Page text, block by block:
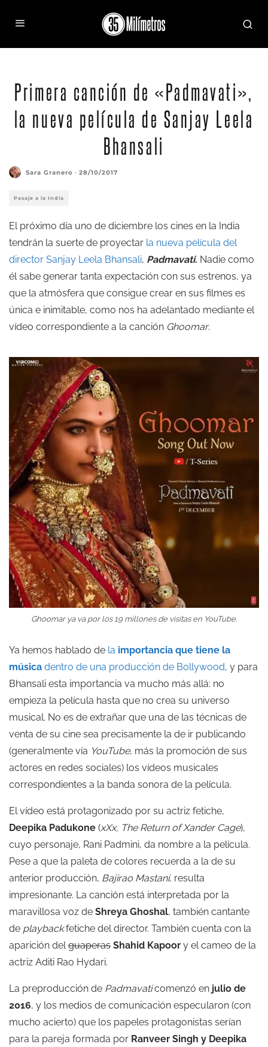
Primera canción de «Padmavati»,
la nueva película de Sanjay Leela
Bhansali
Sara Granero · 28/10/2017
Pasaje a la India
El próximo día uno de diciembre los cines en la India
tendrán la suerte de proyectar la nueva película del
director Sanjay Leela Bhansali, Padmavati. Nadie como
él sabe generar tanta expectación con sus estrenos, ya
que la atmósfera que consigue crear en sus filmes es
única e inimitable, como nos ha adelantado mediante el
vídeo correspondiente a la canción Ghoomar.
Ghoomarya va por los 19 millones de visitas en YouTube.
Ya hemos hablado de la importancia que tiene la
música dentro de una producción de Bollywood, y para
Bhansali esta importancia va mucho más allá: no
empieza la película hasta que no crea su universo
musical. No es de extrañar que una de las técnicas de
venta de su cine sea precisamente la de ir publicando
(generalmente vía YouTube, más la promoción de sus
actores en redes sociales) los vídeos musicales
correspondientes a la banda sonora de la película.
El vídeo está protagonizado por su actriz fetiche,
Deepika Padukone (xXx, The Return of Xander Cage),
cuyo personaje, Rani Padmini, da nombre a la película.
Pese a que la paleta de colores recuerda a la de su
anterior producción, Bajirao Mastani, resulta
impresionante. La canción está interpretada por la
maravillosa voz de Shreya Ghoshal, también cantante
de playbackfetiche del director. También cuenta con la
aparición delguaperas Shahid Kapoor y el cameo de la
actriz Aditi Rao Hydari.
La preproducción de Padmavaticomenzó en julio de
2016, y los medios de comunicación especularon (con
mucho acierto) que los papeles protagonistas serían
para la pareja formada por Ranveer Singh y Deepika